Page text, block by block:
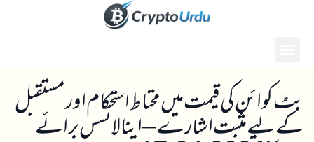
بٹ کوائن کی قیمت میں محتاط استحکام اور مستقبل
کے لیے مثبت اشارے – اینالائسس برائے